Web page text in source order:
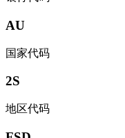
AU
国家代码
2S
地区代码